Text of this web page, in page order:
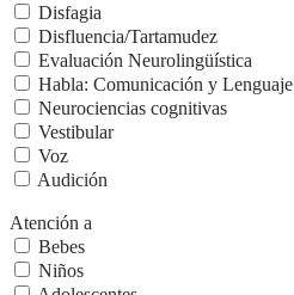
Disfagia
Disfluencia/Tartamudez
Evaluación Neurolingüística
Habla: Comunicación y Lenguaje
Neurociencias cognitivas
Vestibular
Voz
Audición
Atención a
Bebes
Niños